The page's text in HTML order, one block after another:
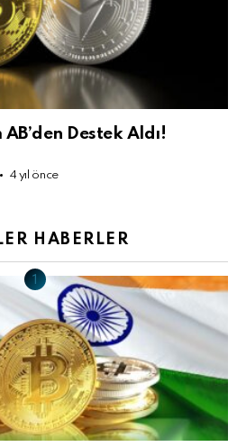
Destek Aldı!
4 yıl önce
HABERLER